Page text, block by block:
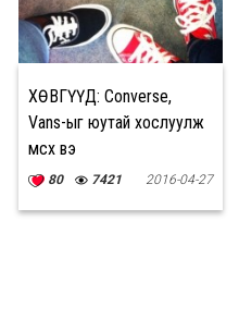
ХӨВГҮҮД: Converse,
Vans-ыг юутай хослуулж
өмсөх вэ
80 7421 2016-04-27